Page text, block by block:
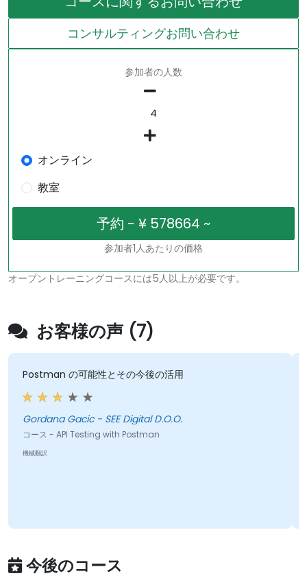
コンサルティングお問い合わせ
参加者の人数
オンライン
教室
参加者1人あたりの価格
オープントレーニングコースには5人以上が必要です。
お客様の声 (7)
Postman の可能性とその今後の活用
Gordana Gacic - SEE Digital D.O.O.
コース - API Testing with Postman
機械翻訳
今後のコース